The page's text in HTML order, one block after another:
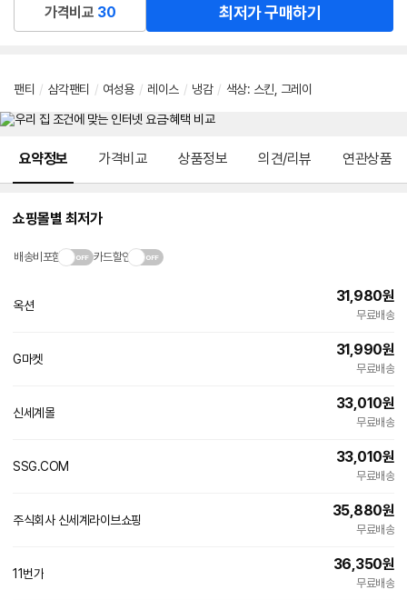
가격비교 30 최저가 구매하기
팬티 / 삼각팬티 / 여성용 / 레이스 / 냉감 / 색상: 스킨 그레이
요약정보 가격비교 상품정보 의견/리뷰 연관상품
쇼핑몰별 최저가
배송비포함 카드할인
옥션
31,980원
무료배송
G마켓
31,990원
무료배송
신세계몰
33,010원
무료배송
SSG.COM
33,010원
무료배송
주식회사 신세계라이브쇼핑
35,880원
무료배송
11번가
36,350원
무료배송